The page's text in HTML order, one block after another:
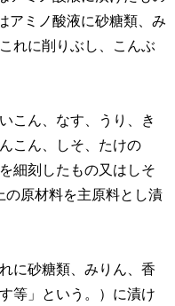
アミノ酸液に砂糖類、み
れに削りぶし、こんぶ
こん、なす、うり、き
こん、しそ、たけの
細刻したもの又はしそ
の原材料を主原料とし漬
に砂糖類、みりん、香
等」という。）に漬け